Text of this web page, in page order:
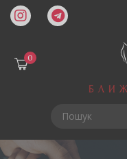
0